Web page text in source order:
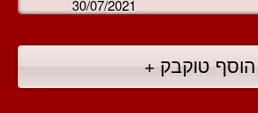
30/07/2021
הוסף טוקבק +